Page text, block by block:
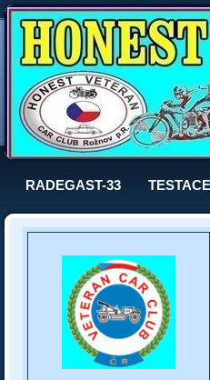
RADEGAST-33